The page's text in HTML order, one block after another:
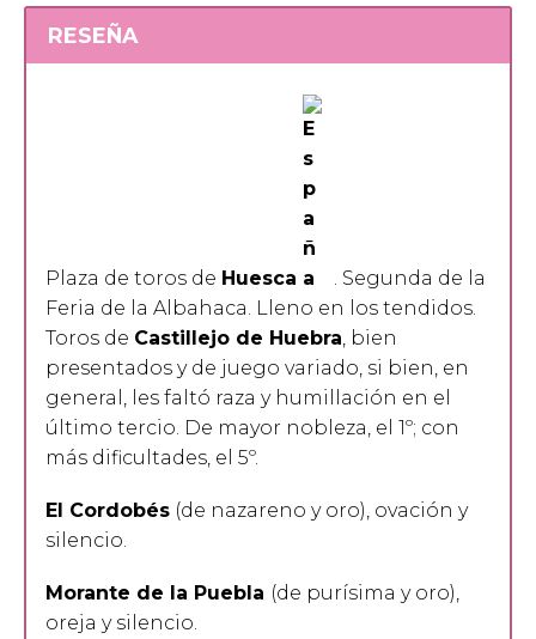
RESEÑA
Plaza de toros de Huesca
. Segunda de la
Feria de la Albahaca. Lleno en los tendidos.
Toros de Castillejo de Huebra , bien
presentados y de juego variado, si bien, en
general, les faltó raza y humillación en el
último tercio. De mayor nobleza, el 1º; con
más dificultades, el 5º.
El Cordobés (de nazareno y oro), ovación y
silencio.
Morante de la Puebla (de purísima y oro),
oreja y silencio.